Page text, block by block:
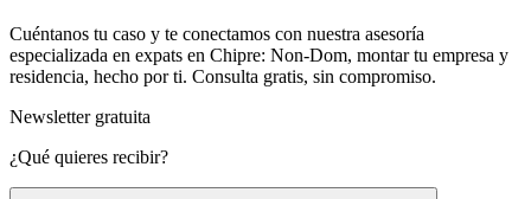
Cuéntanos tu caso y te conectamos con nuestra asesoría
especializada en expats en Chipre: Non-Dom, montar tu empresa y
residencia, hecho por ti. Consulta gratis, sin compromiso.
Newsletter gratuita
¿Qué quieres recibir?